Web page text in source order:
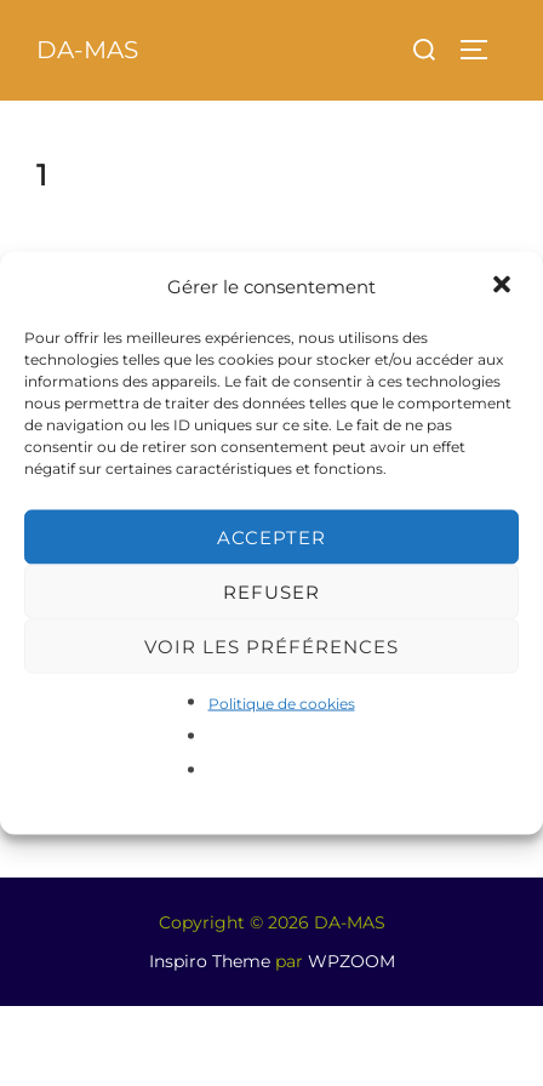
Gérer le consentement
Pour offrir les meilleures expériences, nous utilisons des
technologies telles que les cookies pour stocker et/ou accéder aux
informations des appareils. Le fait de consentir à ces technologies
nous permettra de traiter des données telles que le comportement
de navigation ou les ID uniques sur ce site. Le fait de ne pas
consentir ou de retirer son consentement peut avoir un effet
négatif sur certaines caractéristiques et fonctions.
ACCEPTER
REFUSER
VOIR LES PRÉFÉRENCES
Politique de cookies
DA-MAS Rechercher :
1
Copyright © 2026 DA-MAS
Inspiro Themepar WPZOOM